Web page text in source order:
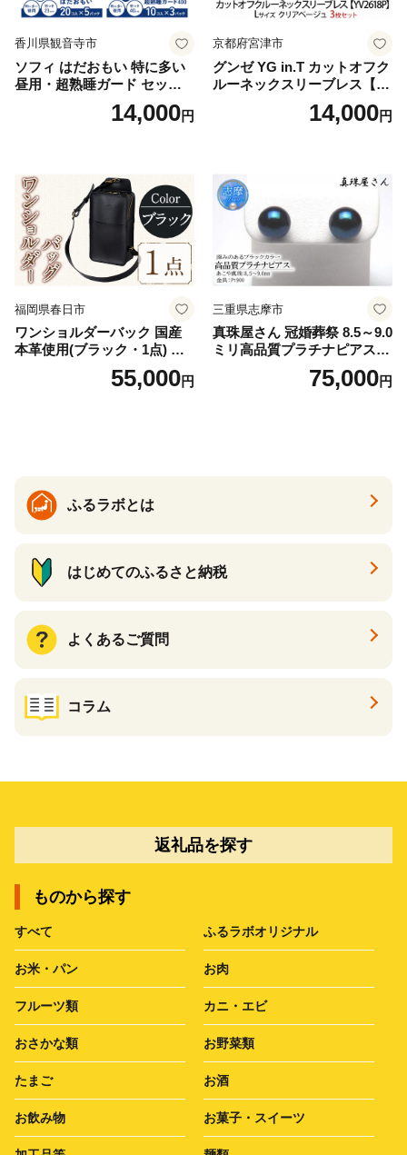
香川県観音寺市
ソフィ はだおもい 特に多い
昼用・超熟睡ガード セット
羽付き ナプキン 生理用品 サ
ニタリー ユニ・チャーム
14,000円
京都府宮津市
グンゼ YG in.T カットオフク
ルーネックスリーブレス【Y
V2618P】Lサイズ クリアベ
ージュ3枚セット [№5716-04
14,000円
福岡県春日市
ワンショルダーバック 国産
本革使用(ブラック・1点) 鞄
バック バッグ カバン レザー
国産 日本製 牛革 黒 革 革製
55,000円
三重県志摩市
真珠屋さん 冠婚葬祭 8.5～9.0
ミリ高品質プラチナピアス P
t900 志摩産アコヤ真珠 ブラ
ックパール 黒真珠75,000円
ふるラボとは
はじめてのふるさと納税
よくあるご質問
コラム
返礼品を探す
ものから探す
すべて ふるラボオリジナル
お米・パン お肉
フルーツ類 カニ・エビ
おさかな類 お野菜類
たまご お酒
お飲み物 お菓子・スイーツ